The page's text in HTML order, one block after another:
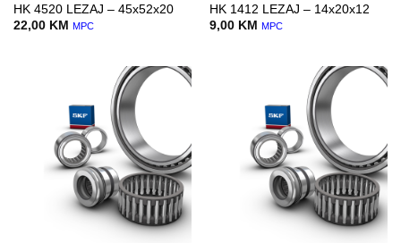
HK 4520 LEZAJ – 45x52x20
22,00 KM MPC
HK 1412 LEZAJ – 14x20x12
9,00 KM MPC